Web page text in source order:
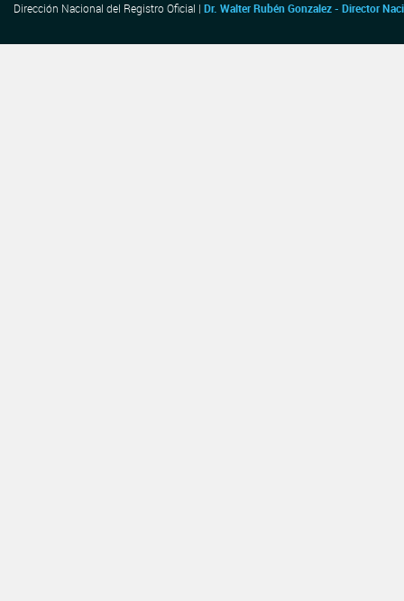
Dirección Nacional del Registro Oficial | Dr. Walter Rubén Gonzalez - Director